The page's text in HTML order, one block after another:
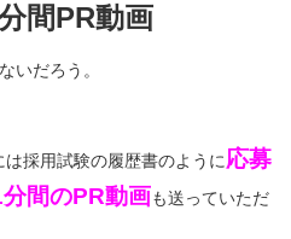
間PR動画
いだろう。
採用試験の履歴書のように応募
分間のPR動画も送っていただ